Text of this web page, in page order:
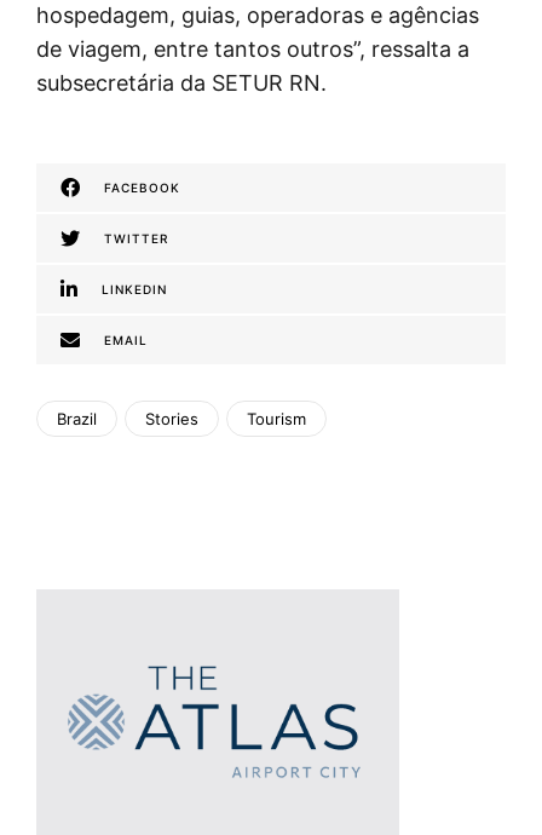
hospedagem, guias, operadoras e agências
de viagem, entre tantos outros”, ressalta a
subsecretária da SETUR RN.
FACEBOOK
TWITTER
LINKEDIN
EMAIL
Brazil Stories Tourism